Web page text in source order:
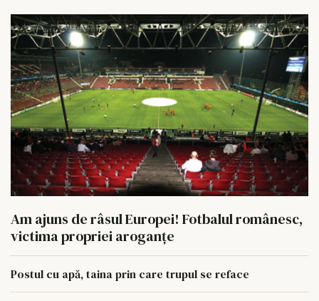
Am ajuns de râsul Europei! Fotbalul românesc,
victima propriei aroganțe
Postul cu apă, taina prin care trupul se reface